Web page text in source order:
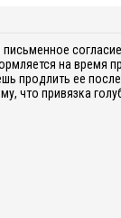
на время
продлить ее после
что привязка